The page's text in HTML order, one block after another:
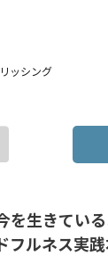
ッシング
を生きてい
フルネス実